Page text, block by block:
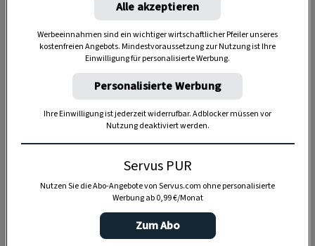
Anzeige
Alle akzeptieren
Werbeeinnahmen sind ein wichtiger wirtschaftlicher Pfeiler unseres
kostenfreien Angebots. Mindestvoraussetzung zur Nutzung ist Ihre
Einwilligung für personalisierte Werbung.
Personalisierte Werbung
Ihre Einwilligung ist jederzeit widerrufbar. Adblocker müssen vor
Nutzung deaktiviert werden.
Servus PUR
Nutzen Sie die Abo-Angebote von Servus.com ohne personalisierte
Werbung ab 0,99 €/Monat
Zum Abo